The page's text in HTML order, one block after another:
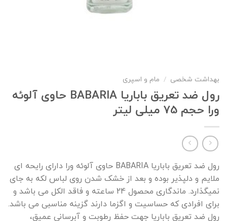
بهداشت شخصی / مام و اسپری
رول ضد تعریق باباریا BABARIA حاوی آلوئه
ورا حجم 75 میلی لیتر
رول ضد تعریق باباریا BABARIA حاوی آلوئه ورا دارای رایحه ای
ملایم و دلپذیر بوده و بعد از خشک شدن روی لباس لکه به جای
نمیگذارد. ماندگاری محصول 24 ساعته و فاقد الکل می باشد و
برای افرادی که حساسیت و اگزما دارند گزینه مناسبی می باشد.
رول ضد تعریق باباریا جهت حفظ رطوبت و آبرسانی عمیق،